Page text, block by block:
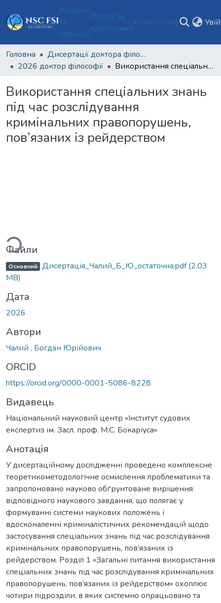
Розділи
та
колекції
Пошук за
критеріями
Статистика
Головна
Дисертації доктора філософії
2026 доктор філософії
Використання спеціальних знань під час розслідування кримінальних правопорушень, пов’язаних із рейдерством
Використання спеціальних знань
під час розслідування
кримінальних правопорушень,
пов’язаних із рейдерством
Файли
Основний Дисертація_Чалий_Б_Ю_остаточна.pdf(2,03
MB)
Дата
2026
Автори
Чалий , Богдан Юрійович
ORCID
https://orcid.org/0000-0001-5086-8228
Видавець
Національний науковий центр «Інститут судових
експертиз ім. Засл. проф. М.С. Бокаріуса»
Анотація
У дисертаційному дослідженні проведено комплексне
теоретикометодологічне осмислення проблематики та
запропоновано науково обґрунтоване вирішення
відповідного наукового завдання, що полягає у
формуванні системи наукових положень і
вдосконаленні криміналістичних рекомендацій щодо
застосування спеціальних знань під час розслідування
кримінальних правопорушень, пов’язаних із
рейдерством. Розділ 1 «Загальні питання використання
спеціальних знань під час розслідування кримінальних
правопорушень, пов’язаних із рейдерством» охоплює
чотири підрозділи, в яких системно опрацьовано та